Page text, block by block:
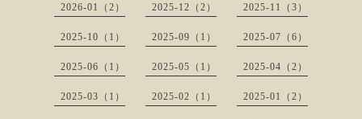
2026-01（2） 2025-12（2） 2025-11（3）
2025-10（1） 2025-09（1） 2025-07（6）
2025-06（1） 2025-05（1） 2025-04（2）
2025-03（1） 2025-02（1） 2025-01（2）